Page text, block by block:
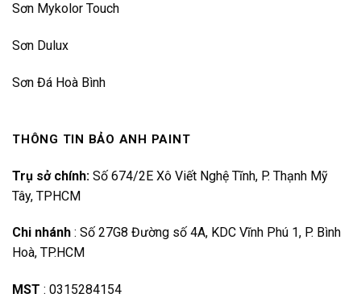
Sơn Mykolor Touch
Sơn Dulux
Sơn Đá Hoà Bình
THÔNG TIN BẢO ANH PAINT
Trụ sở chính: Số 674/2E Xô Viết Nghệ Tĩnh, P. Thạnh Mỹ
Tây, TPHCM
Chi nhánh : Số 27G8 Đường số 4A, KDC Vĩnh Phú 1, P. Bình
Hoà, TP.HCM
MST : 0315284154